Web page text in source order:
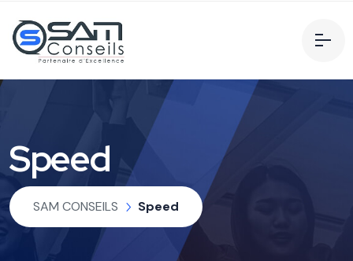
Speed
SAM CONSEILS Speed